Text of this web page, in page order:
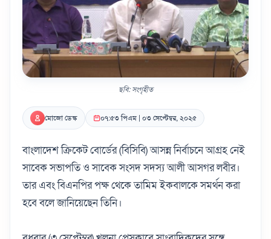
ছবি: সংগৃহীত
মোজো ডেস্ক ০৭:৫৩ পিএম | ০৩ সেপ্টেম্বর, ২০২৫
বাংলাদেশ ক্রিকেট বোর্ডের (বিসিবি) আসন্ন নির্বাচনে আগ্রহ নেই
সাবেক সভাপতি ও সাবেক সংসদ সদস্য আলী আসগর লবীর।
তার এবং বিএনপির পক্ষ থেকে তামিম ইকবালকে সমর্থন করা
হবে বলে জানিয়েছেন তিনি।